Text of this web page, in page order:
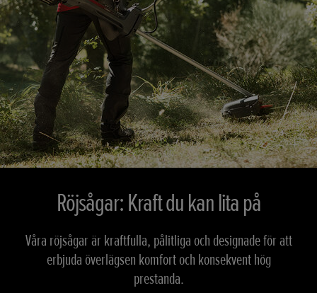
Röjsågar: Kraft du kan lita på
Våra röjsågar är kraftfulla, pålitliga och designade för att
erbjuda överlägsen komfort och konsekvent hög
prestanda.